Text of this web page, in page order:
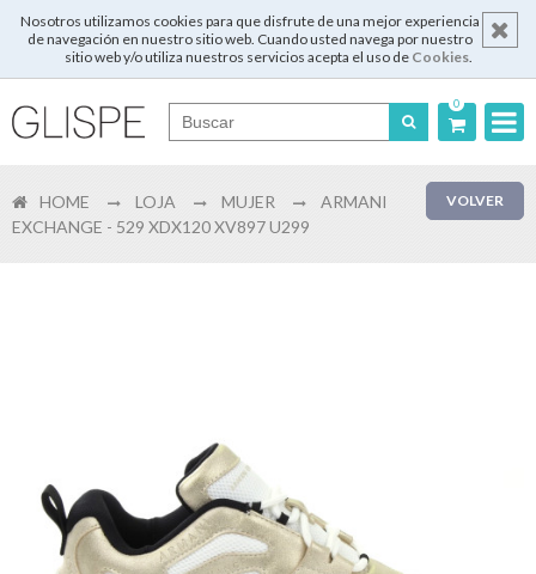
Nosotros utilizamos cookies para que disfrute de una mejor experiencia
de navegación en nuestro sitio web. Cuando usted navega por nuestro
sitio web y/o utiliza nuestros servicios acepta el uso de Cookies.
0
English
Registrar
VOLVER
HOME LOJA MUJER
ARMANI
EXCHANGE - 529 XDX120 XV897 U299